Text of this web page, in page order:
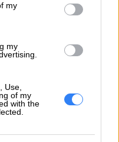
my
my
Use,
of my
with the
Lenovo